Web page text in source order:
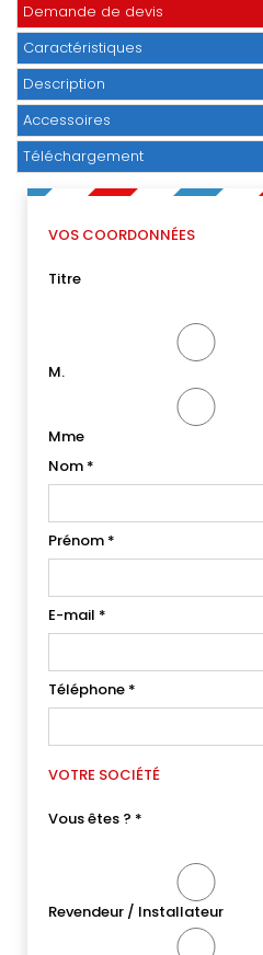
Demande de devis
Caractéristiques
Description
Accessoires
Téléchargement
VOS COORDONNÉES
Titre
M.
Mme
Nom *
Prénom *
E-mail *
Téléphone *
VOTRE SOCIÉTÉ
Vous êtes ? *
Revendeur / Installateur